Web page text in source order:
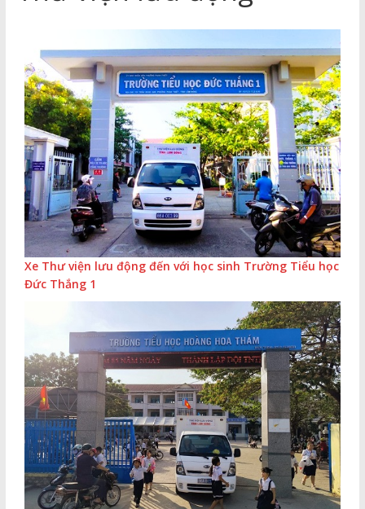
Thuận
Cổng
Vào
Tri
Thức
Xe Thư viện lưu động đến với học sinh Trường Tiểu học
Đức Thắng 1